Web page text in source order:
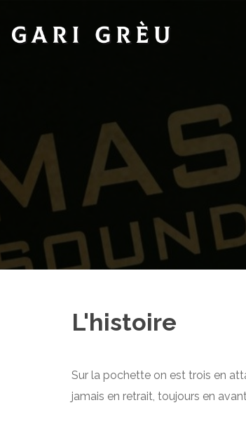
L'histoire
Sur la pochette on est trois en
jamais en retrait, toujours en